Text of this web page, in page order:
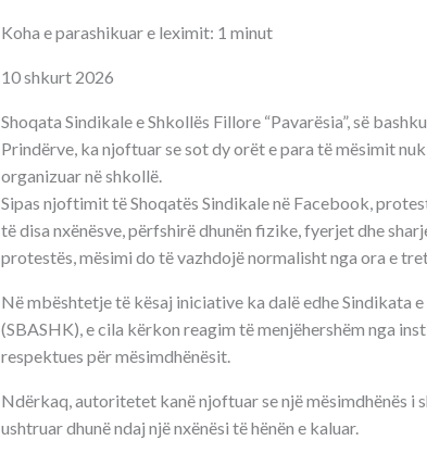
Koha e parashikuar e leximit: 1 minut
10 shkurt 2026
Shoqata Sindikale e Shkollës Fillore “Pavarësia”, së
Prindërve, ka njoftuar se sot dy orët e para të mësimit
organizuar në shkollë.
Sipas njoftimit të Shoqatës Sindikale në Facebook,
të disa nxënësve, përfshirë dhunën fizike, fyerjet dhe
protestës, mësimi do të vazhdojë normalisht nga ora e
Në mbështetje të kësaj iniciative ka dalë edhe Sindikata
(SBASHK), e cila kërkon reagim të menjëhershëm nga
respektues për mësimdhënësit.
Ndërkaq, autoritetet kanë njoftuar se një mësimdhënës i
ushtruar dhunë ndaj një nxënësi të hënën e kaluar.